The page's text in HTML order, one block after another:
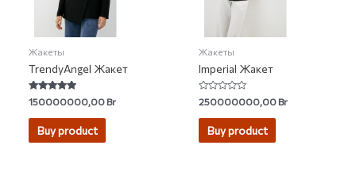
Жакеты
TrendyAngel Жакет
Rated
5.00
out of 5
150000000,00Br
Buy product
Жакеты
Imperial Жакет
Rated
0
out
250000000,00Br
Buy product